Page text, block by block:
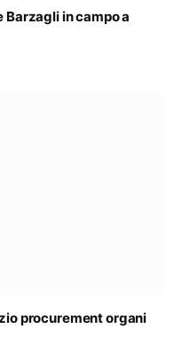
Barzagli in campo a
procurement organi